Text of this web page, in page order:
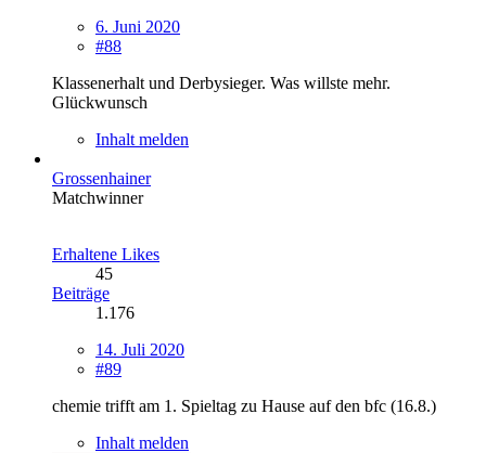
6. Juni 2020
#88
Klassenerhalt und Derbysieger. Was willste mehr.
Glückwunsch
Inhalt melden
Grossenhainer
Matchwinner
Erhaltene Likes
45
Beiträge
1.176
14. Juli 2020
#89
chemie trifft am 1. Spieltag zu Hause auf den bfc (16.8.)
Inhalt melden